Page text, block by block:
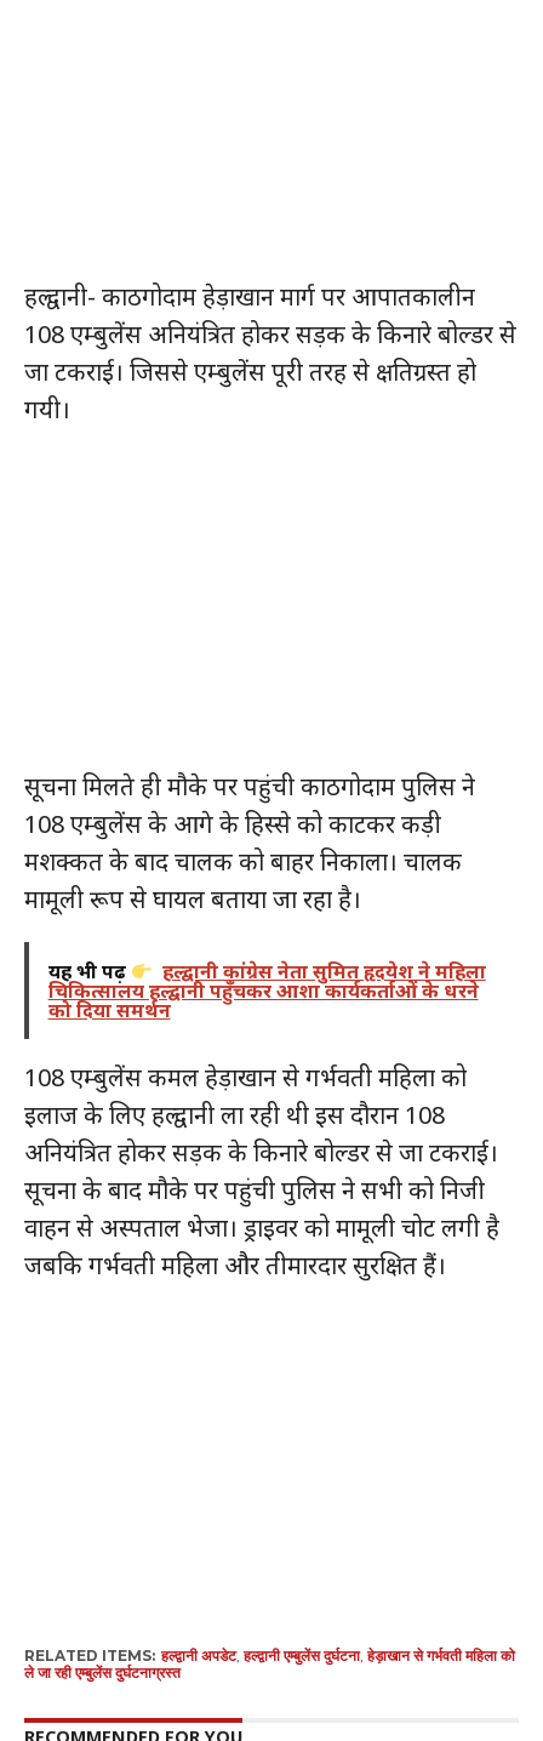
हल्द्वानी- काठगोदाम हेड़ाखान मार्ग पर आपातकालीन
108 एम्बुलेंस अनियंत्रित होकर सड़क के किनारे बोल्डर से
जा टकराई। जिससे एम्बुलेंस पूरी तरह से क्षतिग्रस्त हो
गयी।
सूचना मिलते ही मौके पर पहुंची काठगोदाम पुलिस ने
108 एम्बुलेंस के आगे के हिस्से को काटकर कड़ी
मशक्कत के बाद चालक को बाहर निकाला। चालक
मामूली रूप से घायल बताया जा रहा है।
यह भी पढ़ें हल्द्वानी कांग्रेस नेता सुमित हृदयेश ने महिला
चिकित्सालय हल्द्वानी पहुँचकर आशा कार्यकर्ताओं के धरने
को दिया समर्थन
108 एम्बुलेंस कमल हेड़ाखान से गर्भवती महिला को
इलाज के लिए हल्द्वानी ला रही थी इस दौरान 108
अनियंत्रित होकर सड़क के किनारे बोल्डर से जा टकराई।
सूचना के बाद मौके पर पहुंची पुलिस ने सभी को निजी
वाहन से अस्पताल भेजा। ड्राइवर को मामूली चोट लगी है
जबकि गर्भवती महिला और तीमारदार सुरक्षित हैं।
RELATED ITEMS: हल्द्वानी अपडेट,हल्द्वानी एम्बुलेंस दुर्घटना,हेड़ाखान से गर्भवती महिला को
ले जा रही एम्बुलेंस दुर्घटनाग्रस्त